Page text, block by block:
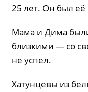
25 лет. Он был
Мама и Дима
близкими — со
не успел.
Хатунцевы из